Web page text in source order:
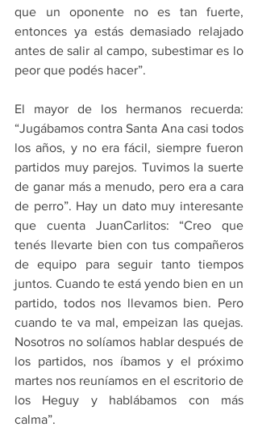
que un oponente no es tan fuerte,
entonces ya estás demasiado relajado
antes de salir al campo, subestimar es lo
peor que podés hacer”.
El mayor de los hermanos recuerda:
“Jugábamos contra Santa Ana casi todos
los años, y no era fácil, siempre fueron
partidos muy parejos. Tuvimos la suerte
de ganar más a menudo, pero era a cara
de perro”. Hay un dato muy interesante
que cuenta JuanCarlitos: “Creo que
tenés llevarte bien con tus compañeros
de equipo para seguir tanto tiempos
juntos. Cuando te está yendo bien en un
partido, todos nos llevamos bien. Pero
cuando te va mal, empeizan las quejas.
Nosotros no solíamos hablar después de
los partidos, nos íbamos y el próximo
martes nos reuníamos en el escritorio de
los Heguy y hablábamos con más
calma”.